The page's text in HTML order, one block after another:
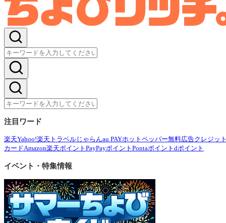
注目ワード
楽天Yahoo!楽天トラベル じゃらんau PAYホットペッパー無料広告クレジッ
カードAmazon楽天ポイント PayPayポイント Pontaポイント dポイント
イベント・特集情報